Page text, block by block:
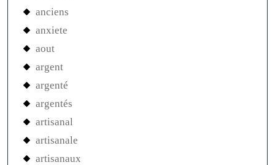
anciens
anxiete
aout
argent
argenté
argentés
artisanal
artisanale
artisanaux